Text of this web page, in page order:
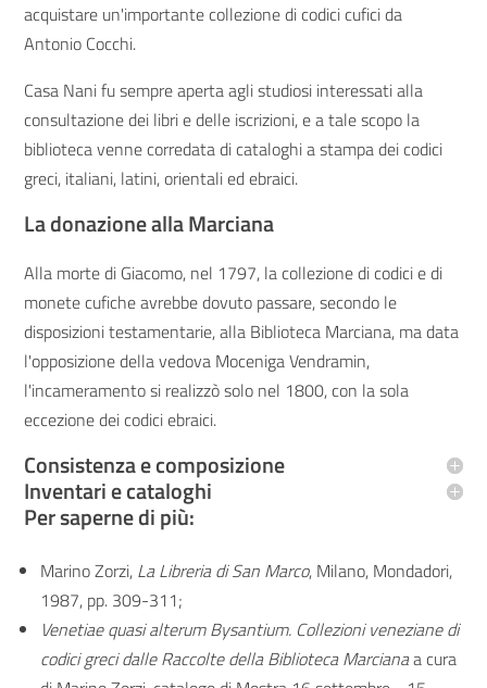
acquistare un'importante collezione di codici cufici da
Antonio Cocchi.
Casa Nani fu sempre aperta agli studiosi interessati alla
consultazione dei libri e delle iscrizioni, e a tale scopo la
biblioteca venne corredata di cataloghi a stampa dei codici
greci, italiani, latini, orientali ed ebraici.
La donazione alla Marciana
Alla morte di Giacomo, nel 1797, la collezione di codici e di
monete cufiche avrebbe dovuto passare, secondo le
disposizioni testamentarie, alla Biblioteca Marciana, ma data
l'opposizione della vedova Moceniga Vendramin,
l'incameramento si realizzò solo nel 1800, con la sola
eccezione dei codici ebraici.
Consistenza e composizione
Inventari e cataloghi
Per saperne di più:
Marino Zorzi, La Libreria di San Marco, Milano, Mondadori,
1987, pp. 309-311;
Venetiae quasi alterum Bysantium. Collezioni veneziane di
codici greci dalle Raccolte della Biblioteca Marcianaa cura